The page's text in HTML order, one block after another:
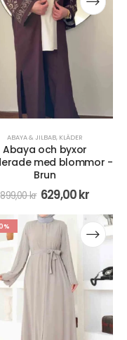
ABAYA & JILBAB, KLÄDER
Abaya och byxor
med blommor -
Brun
899,00kr 629,00kr